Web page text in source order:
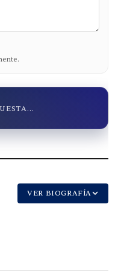
VER BIOGRAFÍA